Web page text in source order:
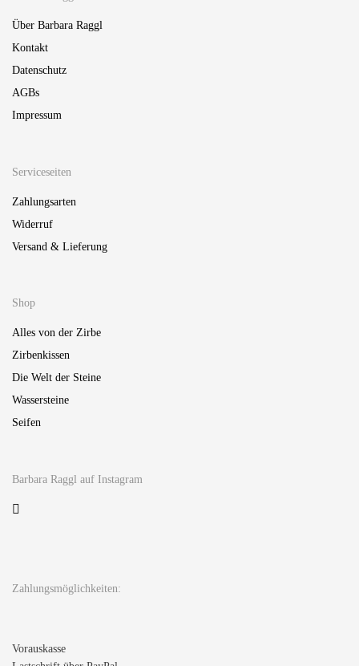
Über Barbara Raggl
Kontakt
Datenschutz
AGBs
Impressum
Serviceseiten
Zahlungsarten
Widerruf
Versand & Lieferung
Shop
Alles von der Zirbe
Zirbenkissen
Die Welt der Steine
Wassersteine
Seifen
Barbara Raggl auf Instagram
Zahlungsmöglichkeiten:
Vorauskasse